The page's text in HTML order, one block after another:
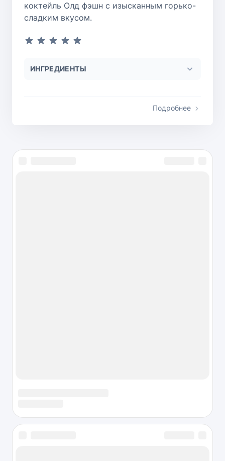
коктейль Олд фэшн с изысканным горько-
сладким вкусом.
ИНГРЕДИЕНТЫ
Подробнее